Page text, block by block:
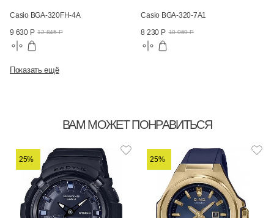
Casio BGA-320FH-4A
9 630 Р 12 845 Р
Casio BGA-320-7A1
8 230 Р 10 969 Р
Показать ещё
ВАМ МОЖЕТ ПОНРАВИТЬСЯ
25% 25%